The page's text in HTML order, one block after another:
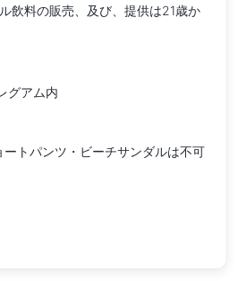
飲料の販売、及び、提供は21歳か
グアム内
トパンツ・ビーチサンダルは不可